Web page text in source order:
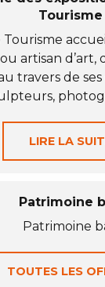
Tourisme
Tourisme
artisan d’art,
travers de
LIRE LA
Patrimoine
Patrimoine
TOUTES LES